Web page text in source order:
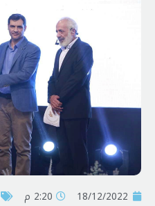
18/12/2022 2:20 م